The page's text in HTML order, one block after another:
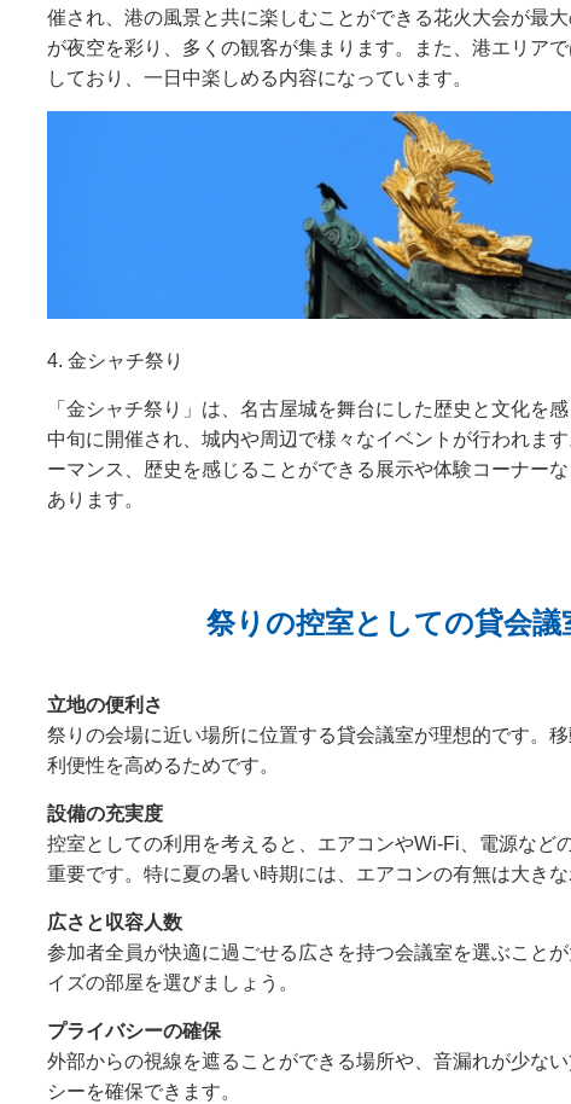
催され、港の風景と共に楽しむことができる花火大会が最
が夜空を彩り、多くの観客が集まります。また、港エリア
しており、一日中楽しめる内容になっています。
4. 金シャチ祭り
「金シャチ祭り」は、名古屋城を舞台にした歴史と文化を
中旬に開催され、城内や周辺で様々なイベントが行われま
ーマンス、歴史を感じることができる展示や体験コーナー
あります。
祭りの控室としての貸会議
立地の便利さ
祭りの会場に近い場所に位置する貸会議室が理想的です。
利便性を高めるためです。
設備の充実度
控室としての利用を考えると、エアコンやWi-Fi、電源など
重要です。特に夏の暑い時期には、エアコンの有無は大き
広さと収容人数
参加者全員が快適に過ごせる広さを持つ会議室を選ぶこと
イズの部屋を選びましょう。
プライバシーの確保
外部からの視線を遮ることができる場所や、音漏れが少な
シーを確保できます。